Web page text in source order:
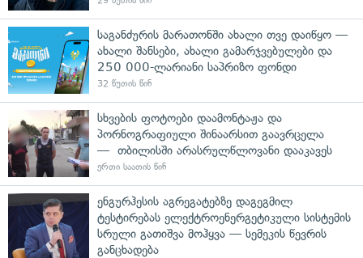
საგანძურის მარათონში ახალი თვე დაიწყო —
ახალი შანსები, ახალი გამარჯვებულები და
250 000-ლარიანი საპრიზო ფონდი
32 წუთის წინ
სხვების ფოტოები დაამონტაჟა და
პორნოგრაფიული შინაარსით გაავრცელა
— თბილისში არასრულწლოვანი დააკავეს
ერთი საათის წინ
ენგურჰესის აგრეგატებზე დაგეგმილ
ტესტირებას ელექტროენერგეტიკული სისტემის
სრული გათიშვა მოჰყვა — სემეკის წევრის
განცხადება